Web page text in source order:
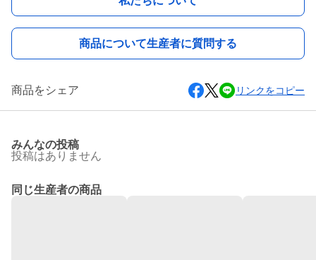
商品について生産者に質問する
商品をシェア リンクをコピー
みんなの投稿
投稿はありません
同じ生産者の商品